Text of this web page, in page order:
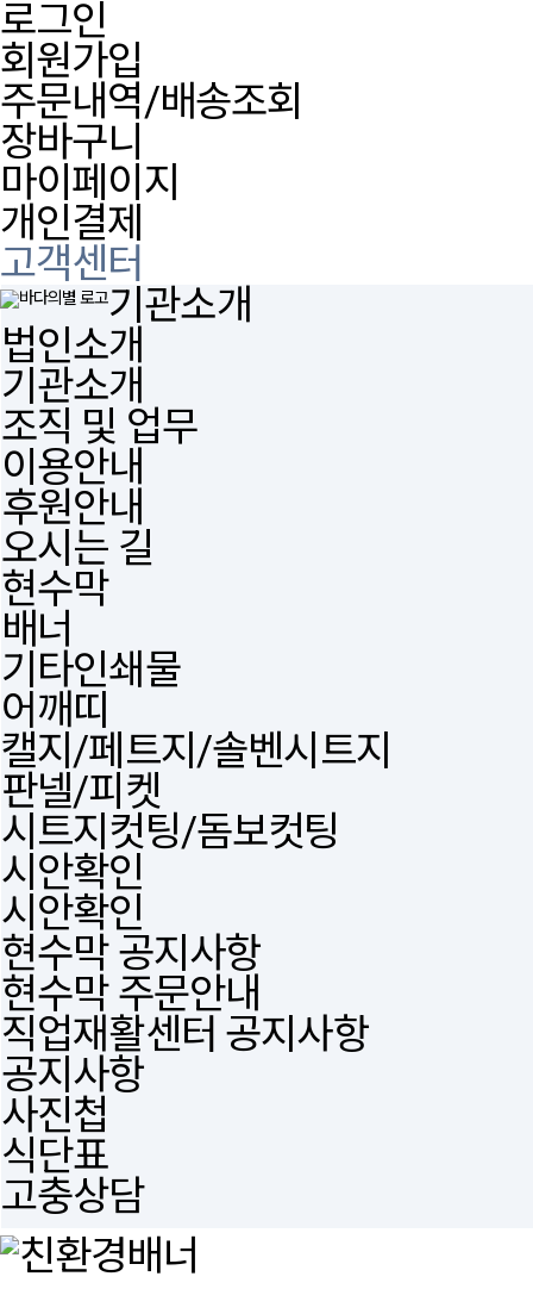
로그인
회원가입
주문내역/배송조회
장바구니
마이페이지
개인결제
고객센터
기관소개
법인소개
기관소개
조직 및 업무
이용안내
후원안내
오시는 길
현수막
배너
기타인쇄물
어깨띠
캘지/페트지/솔벤시트지
판넬/피켓
시트지컷팅/돔보컷팅
시안확인
시안확인
현수막 공지사항
현수막 주문안내
직업재활센터 공지사항
공지사항
사진첩
식단표
고충상담